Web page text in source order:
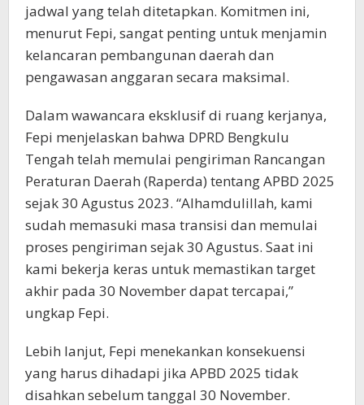
jadwal yang telah ditetapkan. Komitmen ini,
menurut Fepi, sangat penting untuk menjamin
kelancaran pembangunan daerah dan
pengawasan anggaran secara maksimal.
Dalam wawancara eksklusif di ruang kerjanya,
Fepi menjelaskan bahwa DPRD Bengkulu
Tengah telah memulai pengiriman Rancangan
Peraturan Daerah (Raperda) tentang APBD 2025
sejak 30 Agustus 2023. “Alhamdulillah, kami
sudah memasuki masa transisi dan memulai
proses pengiriman sejak 30 Agustus. Saat ini
kami bekerja keras untuk memastikan target
akhir pada 30 November dapat tercapai,”
ungkap Fepi.
Lebih lanjut, Fepi menekankan konsekuensi
yang harus dihadapi jika APBD 2025 tidak
disahkan sebelum tanggal 30 November.